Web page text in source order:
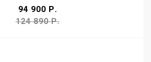
94 900 Р.
124 890 Р.